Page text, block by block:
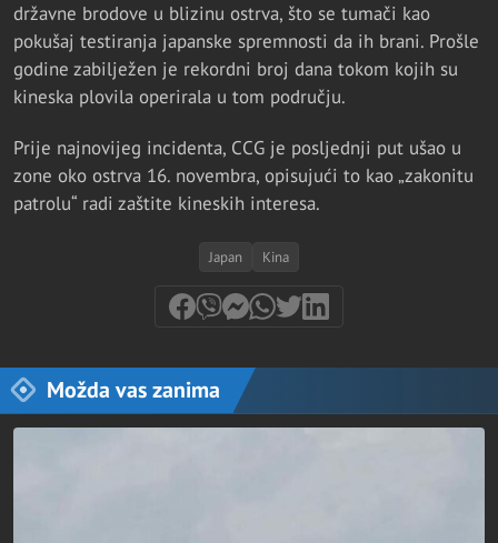
državne brodove u blizinu ostrva, što se tumači kao
pokušaj testiranja japanske spremnosti da ih brani. Prošle
godine zabilježen je rekordni broj dana tokom kojih su
kineska plovila operirala u tom području.
Prije najnovijeg incidenta, CCG je posljednji put ušao u
zone oko ostrva 16. novembra, opisujući to kao „zakonitu
patrolu“ radi zaštite kineskih interesa.
Japan Kina
Možda vas zanima